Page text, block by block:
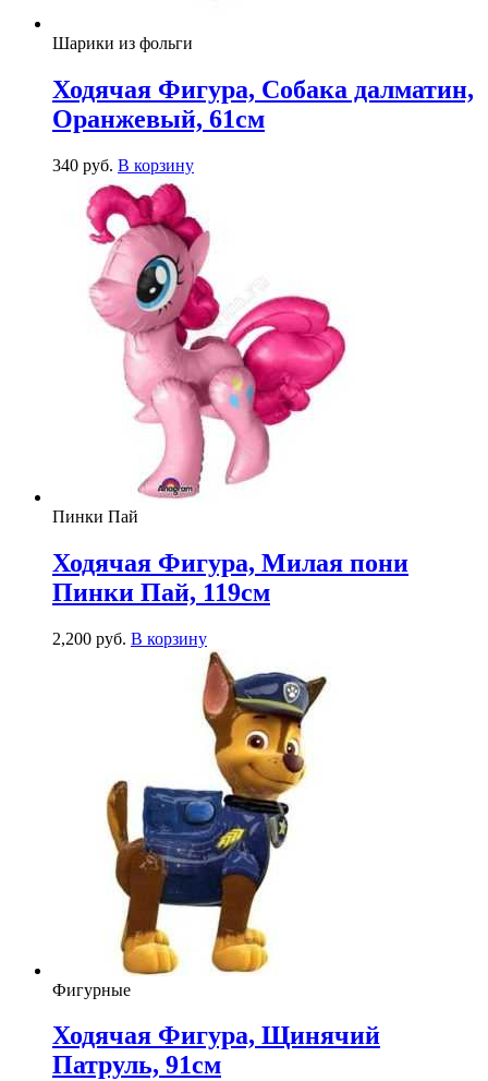
Шарики из фольги
Ходячая Фигура, Собака далматин,
Оранжевый, 61см
340 руб. В корзину
Пинки Пай
Ходячая Фигура, Милая пони
Пинки Пай, 119см
2,200 руб. В корзину
Фигурные
Ходячая Фигура, Щинячий
Патруль, 91см